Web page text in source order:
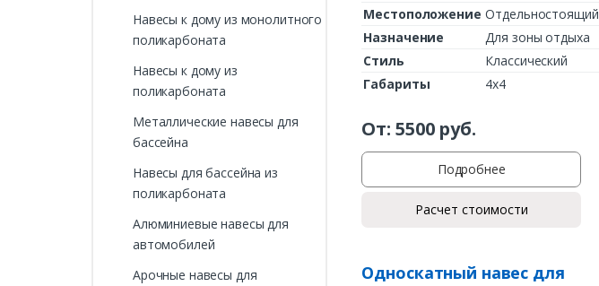
Местоположение Отдельностоящий
Назначение
Для зоны отдыха
Стиль
Классический
Габариты
4х4
От: 5500руб.
Подробнее
Расчет стоимости
Односкатный навес для
Навесы к дому из монолитного
поликарбоната
Навесы к дому из
поликарбоната
Металлические навесы для
бассейна
Навесы для бассейна из
поликарбоната
Алюминиевые навесы для
автомобилей
Арочные навесы для